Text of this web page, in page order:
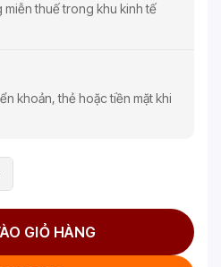
thuế trong khu kinh tế
khoản, thẻ hoặc tiền mặt khi
GIỎ HÀNG